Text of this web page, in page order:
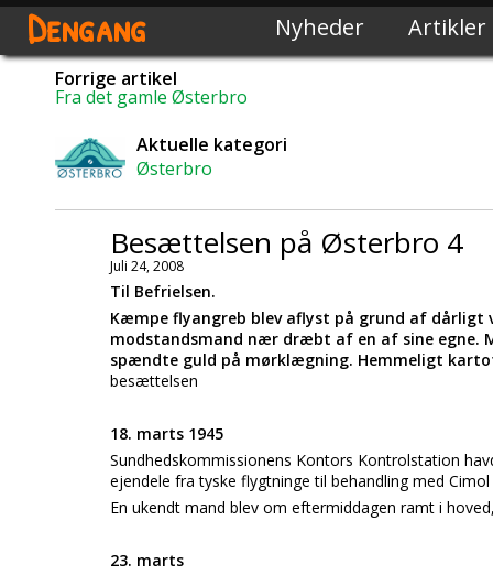
Dengang Nyheder Artikler
Forrige artikel
Fra det gamle Østerbro
Aktuelle kategori
Østerbro
Besættelsen på Østerbro 4
Juli 24, 2008
Til Befrielsen.
Kæmpe flyangreb blev aflyst på grund af
modstandsmand nær dræbt af en af sine egne.
spændte guld på mørklægning. Hemmeligt
besættelsen
18. marts 1945
Sundhedskommissionens Kontors Kontrolstation
ejendele fra tyske flygtninge til behandling med
En ukendt mand blev om eftermiddagen ramt i
23. marts